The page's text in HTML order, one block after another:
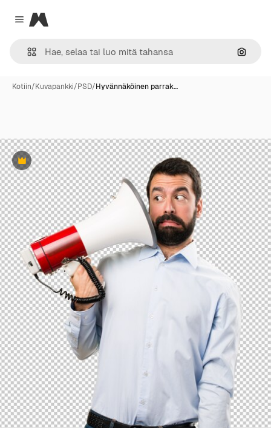
Close menu
Magnific
Hae
Kotiin/Kuvapankki/PSD/Hyvännäköinen parrak…
Premium